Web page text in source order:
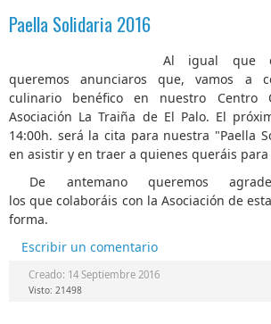
Paella Solidaria 2016
Al igual que
queremos anunciaros que, vamos a
culinario benéfico en nuestro Centro
Asociación La Traiña de El Palo. El
14:00h. será la cita para nuestra "Paella
en asistir y en traer a quienes queráis para
De antemano queremos
los que colaboráis con la Asociación de
forma.
Escribir un comentario
Creado: 14 Septiembre 2016
Visto: 21498